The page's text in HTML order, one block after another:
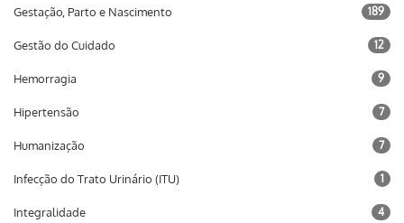
Gestação, Parto e Nascimento 189
Gestão do Cuidado 12
Hemorragia 9
Hipertensão 7
Humanização 7
Infecção do Trato Urinário (ITU) 1
Integralidade 4